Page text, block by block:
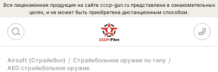
Вся лицензионная продукция на сайте cccp-gun.ru представлена в ознакомительных
целях, и не может быть приобретена дистанционным способом.
Airsoft (Страйкбол)
Страйкбольное оружие по типу
AEG страйкбольное оружие